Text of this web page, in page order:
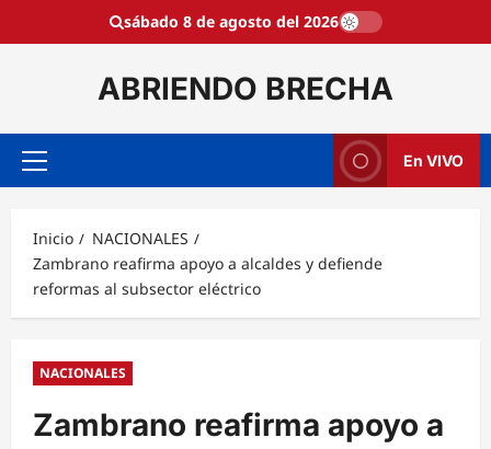
sábado 8 de agosto del 2026
ABRIENDO BRECHA
Menú
En VIVO
Inicio
NACIONALES
Zambrano reafirma apoyo a alcaldes y defiende
reformas al subsector eléctrico
NACIONALES
Zambrano reafirma apoyo a